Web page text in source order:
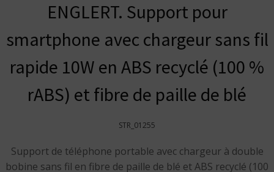
ENGLERT. Support pour
smartphone avec chargeur sans fil
rapide 10W en ABS recyclé (100 %
rABS) et fibre de paille de blé
STR_01255
Support de téléphone portable avec chargeur à double
bobine sans fil en fibre de paille de blé et ABS recyclé (100